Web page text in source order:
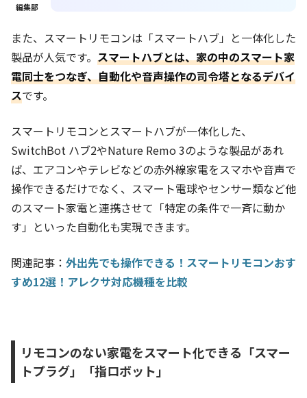
編集部
また、スマートリモコンは「スマートハブ」と一体化した
製品が人気です。 スマートハブとは、家の中のスマート家
電同士をつなぎ、自動化や音声操作の司令塔となるデバイ
スです。
スマートリモコンとスマートハブが一体化した、
SwitchBot ハブ2やNature Remo 3のような製品があれ
ば、エアコンやテレビなどの赤外線家電をスマホや音声で
操作できるだけでなく、スマート電球やセンサー類など他
のスマート家電と連携させて「特定の条件で一斉に動か
す」といった自動化も実現できます。
関連記事： 外出先でも操作できる！スマートリモコンおす
すめ12選！アレクサ対応機種を比較
リモコンのない家電をスマート化できる「スマー
トプラグ」「指ロボット」